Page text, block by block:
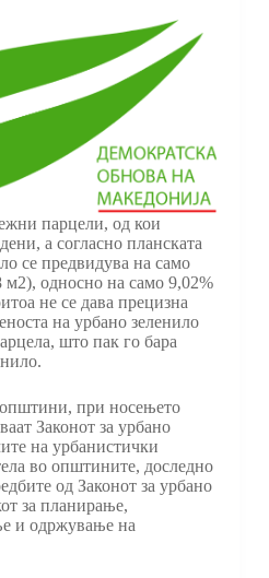
парцели, од кои
а согласно планската
се предвидува на само
м2), односно на само 9,02%
не се дава прецизна
на урбано зеленило
што пак го бара
при носењето
Законот за урбано
на урбанистички
во општините, доследно
од Законот за урбано
за планирање,
и одржување на